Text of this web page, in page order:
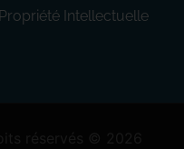
Propriété Intellectuelle